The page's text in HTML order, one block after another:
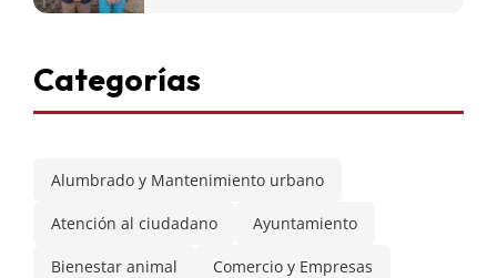
Categorías
Alumbrado y Mantenimiento urbano
Atención al ciudadano Ayuntamiento
Bienestar animal Comercio y Empresas